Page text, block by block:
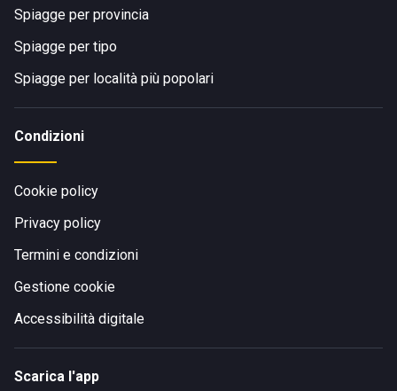
Spiagge per provincia
Spiagge per tipo
Spiagge per località più popolari
Condizioni
Cookie policy
Privacy policy
Termini e condizioni
Gestione cookie
Accessibilità digitale
Scarica l'app